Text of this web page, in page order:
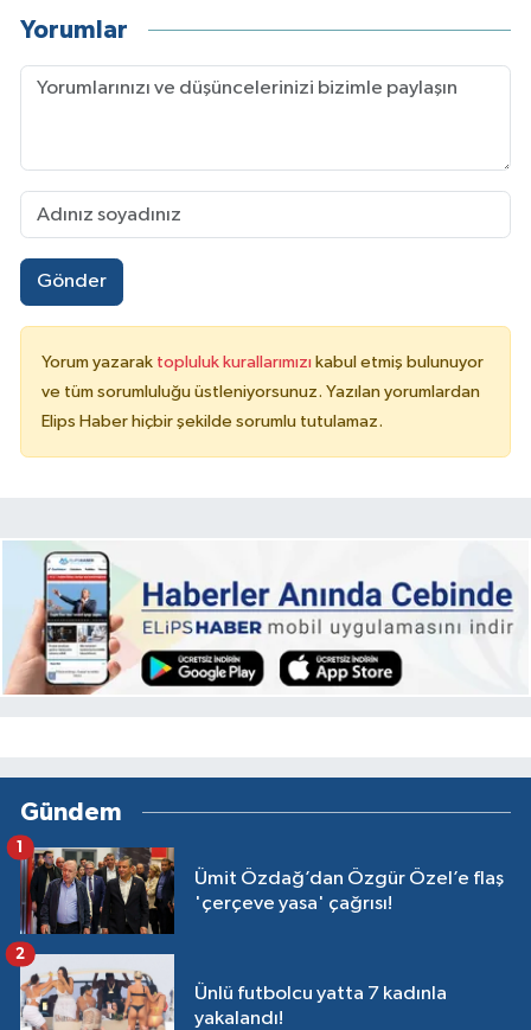
Yorumlar
Gönder
Yorum yazarak topluluk kurallarımızı kabul etmiş bulunuyor
ve tüm sorumluluğu üstleniyorsunuz. Yazılan yorumlardan
Elips Haber hiçbir şekilde sorumlu tutulamaz.
Gündem
Ümit Özdağ’dan Özgür Özel’e flaş
'çerçeve yasa' çağrısı!
1
Ünlü futbolcu yatta 7 kadınla
yakalandı!
2